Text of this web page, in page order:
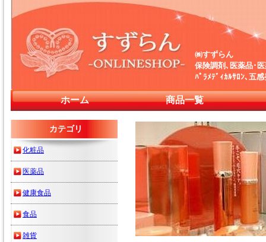
㈱すずらん
保険調剤､医薬品･
ﾊﾟﾗﾒﾃﾞｨｶﾙｻﾛﾝ､五
ホーム 商品一覧
カテゴリ
化粧品
医薬品
健康食品
食品
雑貨